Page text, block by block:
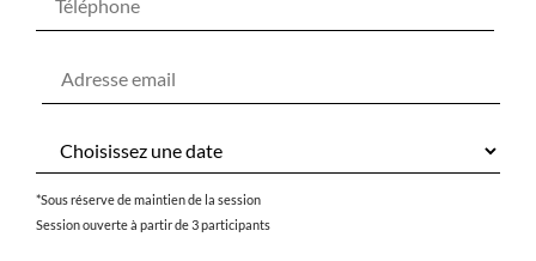
*Sous réserve de maintien de la session
Session ouverte à partir de 3 participants